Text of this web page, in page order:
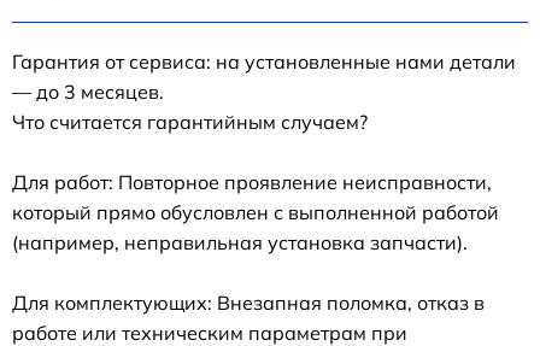
Гарантия от сервиса: на установленные нами детали
— до 3 месяцев.
Что считается гарантийным случаем?
Для работ: Повторное проявление неисправности,
который прямо обусловлен с выполненной работой
(например, неправильная установка запчасти).
Для комплектующих: Внезапная поломка, отказ в
работе или техническим параметрам при